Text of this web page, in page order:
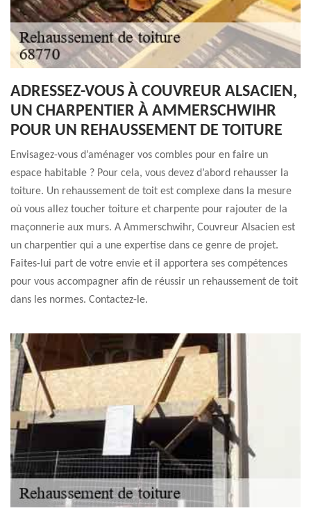
ADRESSEZ-VOUS À COUVREUR ALSACIEN,
UN CHARPENTIER À AMMERSCHWIHR
POUR UN REHAUSSEMENT DE TOITURE
Envisagez-vous d’aménager vos combles pour en faire un
espace habitable ? Pour cela, vous devez d’abord rehausser la
toiture. Un rehaussement de toit est complexe dans la mesure
où vous allez toucher toiture et charpente pour rajouter de la
maçonnerie aux murs. A Ammerschwihr, Couvreur Alsacien est
un charpentier qui a une expertise dans ce genre de projet.
Faites-lui part de votre envie et il apportera ses compétences
pour vous accompagner afin de réussir un rehaussement de toit
dans les normes. Contactez-le.